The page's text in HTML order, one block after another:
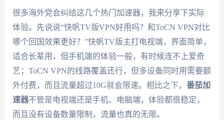
很多海外党会纠结这几个热门加速器，我来分享下实际
体验。先说说“快帆TV版VPN好用吗？和ToCN VPN对比
哪个回国效果更好？”快帆TV版主打电视端，界面简单，
适合长辈用，但手机端的体验一般，有时候连不上爱奇
艺；ToCN VPN的线路覆盖还行，但多设备同时用需要额
外付费，而且流量超过10G就会限速。相比之下， 番茄加
速器不管是电视端还是手机、电脑端，体验都很稳定，
而且没有设备数量限制，流量也真的无限。